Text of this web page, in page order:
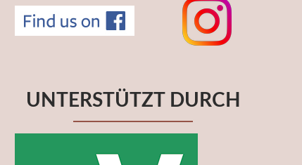
UNTERSTÜTZT DURCH